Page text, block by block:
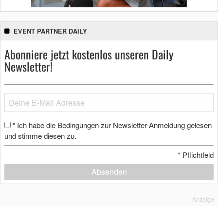
EVENT PARTNER DAILY
Abonniere jetzt kostenlos unseren Daily
Newsletter!
* Ich habe die Bedingungen zur Newsletter-Anmeldung gelesen
und stimme diesen zu.
* Pflichtfeld
Absenden
Anzeige